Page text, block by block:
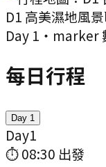
Day 1 ・marker
每日行程
Day 1
Day1
⏱08:30 出發